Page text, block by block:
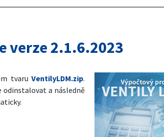
verze 2.1.6.2023
tvaru VentilyLDM.zip.
odinstalovat a následně